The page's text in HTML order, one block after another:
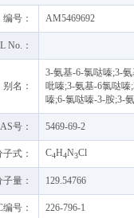
编号： AM5469692
No.：
别名：
3-氨基-6-氯哒嗪;3-
吡嗪;3-氨基-6氯哒嗪
嗪;6-氯哒嗪-3-胺;3-
号： 5469-69-2
子式： C4H4N3Cl
子量： 129.54766
号： 226-796-1